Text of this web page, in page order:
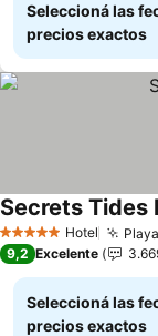
Seleccioná las
precios exactos
5 Estrellas Hotel
Secrets Tides
9,2 Excelente
Seleccioná las
precios exactos